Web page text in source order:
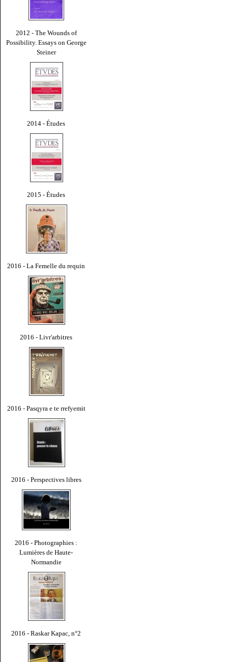
2012 - The Wounds of
Possibility. Essays on George
Steiner
2014 - Études
2015 - Études
2016 - La Femelle du requin
2016 - Livr'arbitres
2016 - Pasqyra e te rrefyemit
2016 - Perspectives libres
2016 - Photographies :
Lumières de Haute-
Normandie
2016 - Raskar Kapac, n°2